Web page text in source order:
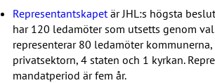
Representantskapet är JHL:s högsta
har 120 ledamöter som utsetts genom
representerar 80 ledamöter kommunerna,
privatsektorn, 4 staten och 1 kyrkan.
mandatperiod är fem år.